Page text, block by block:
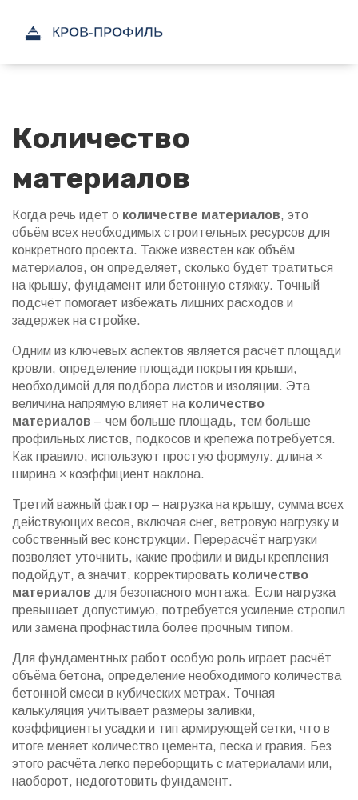
Количество
материалов
Когда речь идёт о количестве материалов, это
объём всех необходимых строительных ресурсов для
конкретного проекта. Также известен как объём
материалов, он определяет, сколько будет тратиться
на крышу, фундамент или бетонную стяжку. Точный
подсчёт помогает избежать лишних расходов и
задержек на стройке.
Одним из ключевых аспектов является расчёт площади
кровли, определение площади покрытия крыши,
необходимой для подбора листов и изоляции. Эта
величина напрямую влияет на количество
материалов – чем больше площадь, тем больше
профильных листов, подкосов и крепежа потребуется.
Как правило, используют простую формулу: длина ×
ширина × коэффициент наклона.
Третий важный фактор – нагрузка на крышу, сумма всех
действующих весов, включая снег, ветровую нагрузку и
собственный вес конструкции. Перерасчёт нагрузки
позволяет уточнить, какие профили и виды крепления
подойдут, а значит, корректировать количество
материалов для безопасного монтажа. Если нагрузка
превышает допустимую, потребуется усиление стропил
или замена профнастила более прочным типом.
Для фундаментных работ особую роль играет расчёт
объёма бетона, определение необходимого количества
бетонной смеси в кубических метрах. Точная
калькуляция учитывает размеры заливки,
коэффициенты усадки и тип армирующей сетки, что в
итоге меняет количество цемента, песка и гравия. Без
этого расчёта легко переборщить с материалами или,
наоборот, недоготовить фундамент.